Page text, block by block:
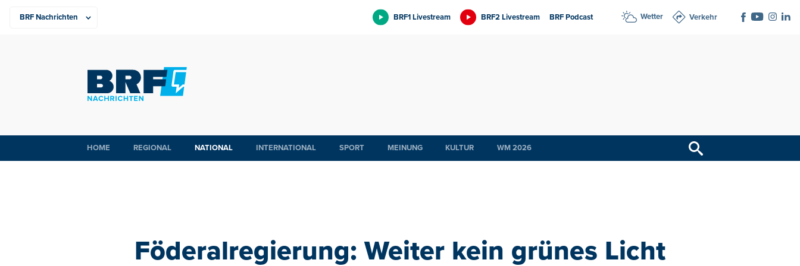
BRF1 Livestream BRF2 Livestream BRF Podcast Wetter Verkehr
HOME REGIONAL NATIONAL INTERNATIONAL SPORT MEINUNG KULTUR WM 2026
Föderalregierung: Weiter kein grünes Licht